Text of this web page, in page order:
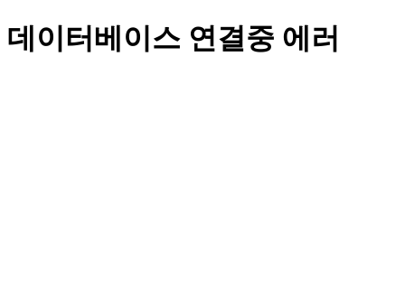
데이터베이스 연결중 에러